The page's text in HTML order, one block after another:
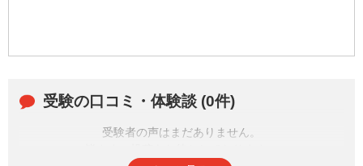
受験の口コミ・体験談 (0件)
受験者の声はまだありません。